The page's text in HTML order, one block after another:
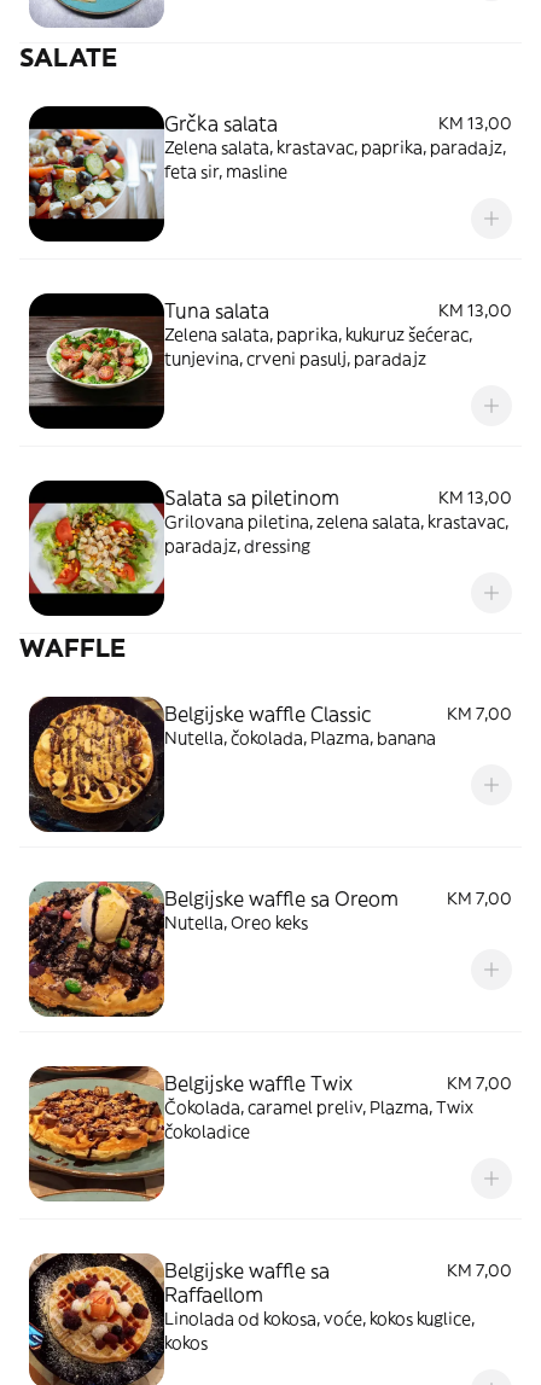
SALATE
Grčka salata
KM 13,00
Zelena salata, krastavac, paprika, paradajz,
feta sir, masline
Tuna salata
KM 13,00
Zelena salata, paprika, kukuruz šećerac,
tunjevina, crveni pasulj, paradajz
Salata sa piletinom
KM 13,00
Grilovana piletina, zelena salata, krastavac,
paradajz, dressing
WAFFLE
Belgijske waffle Classic
KM 7,00
Nutella, čokolada, Plazma, banana
Belgijske waffle sa Oreom
KM 7,00
Nutella, Oreo keks
Belgijske waffle Twix
KM 7,00
Čokolada, caramel preliv, Plazma, Twix
čokoladice
Belgijske waffle sa
Raffaellom
KM 7,00
Linolada od kokosa, voće, kokos kuglice,
kokos